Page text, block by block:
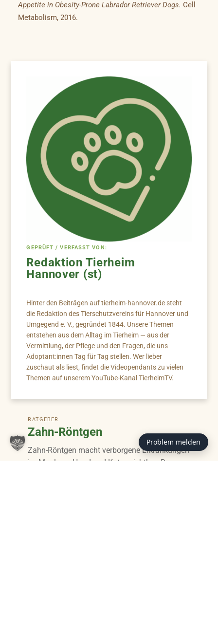
Appetite in Obesity-Prone Labrador Retriever Dogs. Cell
Metabolism, 2016.
GEPRÜFT / VERFASST VON:
Redaktion Tierheim
Hannover (st)
Hinter den Beiträgen auf tierheim-hannover.de steht
die Redaktion des Tierschutzvereins für Hannover und
Umgegend e. V., gegründet 1844. Unsere Themen
entstehen aus dem Alltag im Tierheim — aus der
Vermittlung, der Pflege und den Fragen, die uns
Adoptant:innen Tag für Tag stellen. Wer lieber
zuschaut als liest, findet die Videopendants zu vielen
Themen auf unserem YouTube-Kanal TierheimTV.
RATGEBER
Zahn-Röntgen
Zahn-Röntgen macht verborgene Erkrankungen
im Maul von Hund und Katze sichtbar. Der
Problem melden